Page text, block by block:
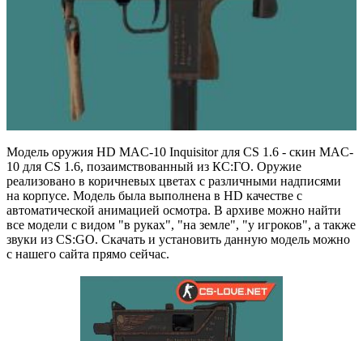
Модель оружия HD MAC-10 Inquisitor для CS 1.6 - скин MAC-
10 для CS 1.6, позаимствованный из КС:ГО. Оружие
реализовано в коричневых цветах с различными надписями
на корпусе. Модель была выполнена в HD качестве с
автоматической анимацией осмотра. В архиве можно найти
все модели с видом "в руках", "на земле", "у игроков", а также
звуки из CS:GO. Скачать и установить данную модель можно
с нашего сайта прямо сейчас.